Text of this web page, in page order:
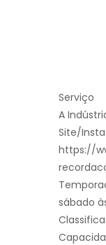
Serviço
A
Site/
https://
sábado